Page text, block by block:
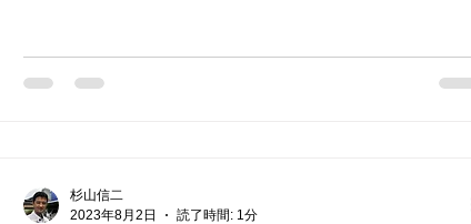
杉山信二
2023年8月2日
読了時間: 1分